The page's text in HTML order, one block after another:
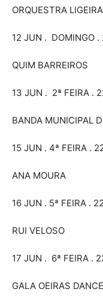
ORQUESTRA
12 JUN . DOMINGO
QUIM BARREIROS
13 JUN . 2ª FEIRA .
BANDA MUNICIPAL
15 JUN . 4ª FEIRA .
ANA MOURA
16 JUN . 5ª FEIRA .
RUI VELOSO
17 JUN . 6ª FEIRA .
GALA OEIRAS